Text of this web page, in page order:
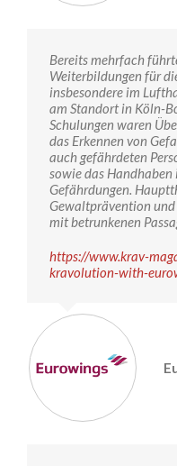
Bereits mehrfach
Weiterbildungen für
insbesondere im
am Standort in Köln-
Schulungen waren
das Erkennen von
auch gefährdeten
sowie das Handhaben
Gefährdungen.
Gewaltprävention
mit betrunkenen
https://www.krav-
kravolution-with-